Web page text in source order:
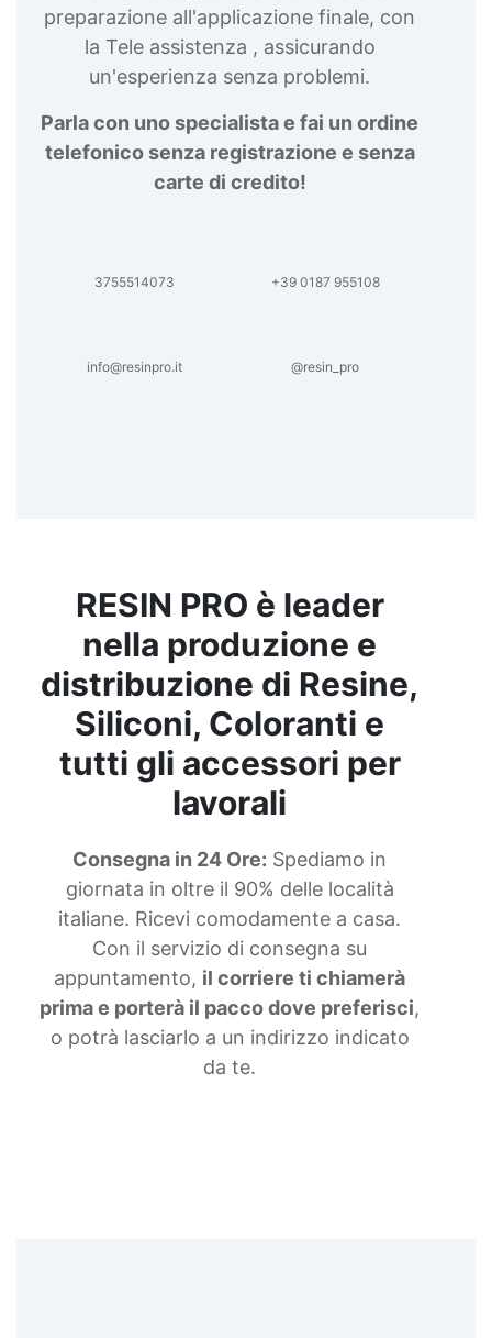
preparazione all'applicazione finale, con
la Tele assistenza , assicurando
un'esperienza senza problemi.
Parla con uno specialista e fai un ordine
telefonico senza registrazione e senza
carte di credito!
3755514073 +39 0187 955108
info@resinpro.it @resin_pro
RESIN PRO è leader
nella produzione e
distribuzione di Resine,
Siliconi, Coloranti e
tutti gli accessori per
lavorali
Consegna in 24 Ore: Spediamo in
giornata in oltre il 90% delle località
italiane. Ricevi comodamente a casa.
Con il servizio di consegna su
appuntamento, il corriere ti chiamerà
prima e porterà il pacco dove preferisci,
o potrà lasciarlo a un indirizzo indicato
da te.